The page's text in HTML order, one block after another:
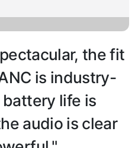
the fit
is industry-
life is
audio is clear